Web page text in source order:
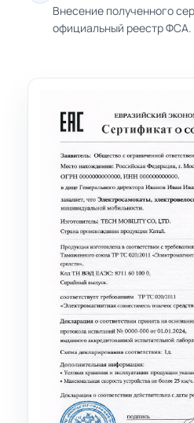
Внесение полученного
официальный реестр ФСА.